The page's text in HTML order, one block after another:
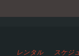
レンタル スケジ